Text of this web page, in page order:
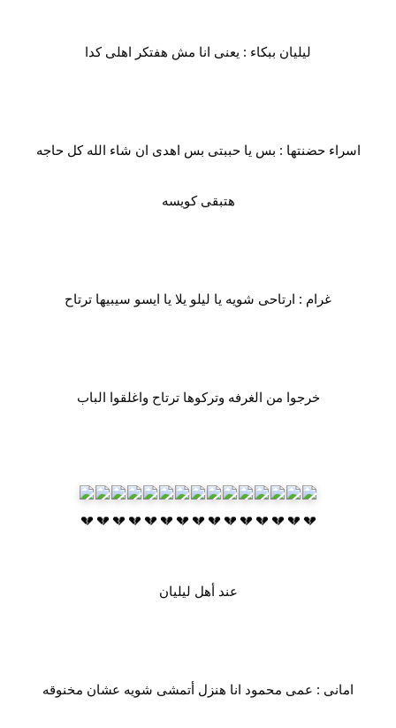
ليليان ببكاء : يعنى انا مش هفتكر اهلى كدا
اسراء حضنتها : بس يا حببتى بس اهدى ان شاء الله كل حاجه
هتبقى كويسه
غرام : ارتاحى شويه يا ليلو يلا يا ايسو سيبيها ترتاح
خرجوا من الغرفه وتركوها ترتاح واغلقوا الباب
عند أهل ليليان
امانى : عمى محمود انا هنزل أتمشى شويه عشان مخنوقه